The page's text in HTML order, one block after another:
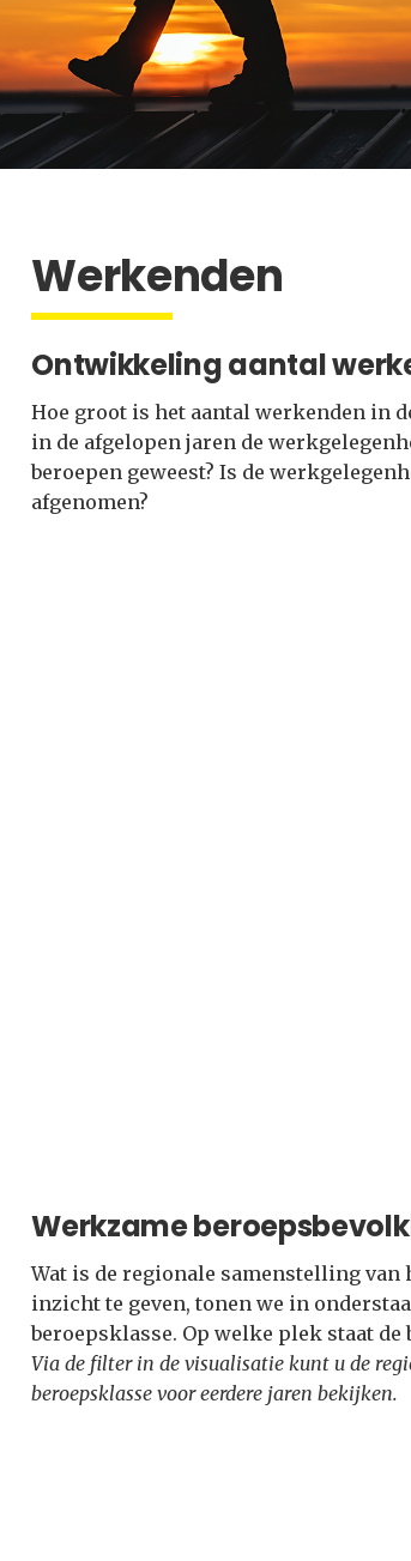
Werkenden
Ontwikkeling aantal
Hoe groot is het aantal werkenden in
in de afgelopen jaren de
beroepen geweest? Is de
afgenomen?
Werkzame
Wat is de regionale samenstelling
inzicht te geven, tonen we in
beroepsklasse. Op welke plek staat
Via de filter in de visualisatie kunt u de
beroepsklasse voor eerdere jaren bekijken.